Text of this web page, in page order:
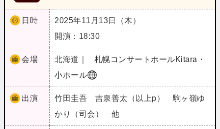
日時
2025年11月13日（木）
開演：18:30
会場 北海道｜
札幌コンサートホールKitara・
小ホール
出演
竹田圭吾 吉泉善太（以上p） 駒ヶ嶺ゆ
かり（司会） 他